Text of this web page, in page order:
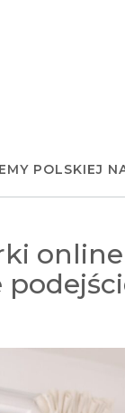
POLSKIEJ